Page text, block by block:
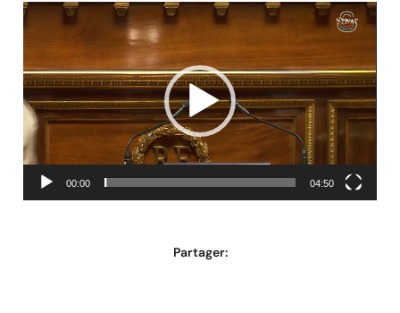
Lecteur
vidéo
00:00 04:50
Partager: